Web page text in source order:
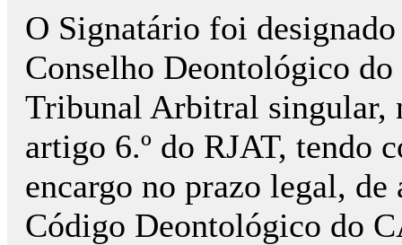
O Signatário foi
Conselho Deontológico
Tribunal Arbitral singular,
artigo 6.º do RJAT, tendo
encargo no prazo legal,
Código Deontológico do